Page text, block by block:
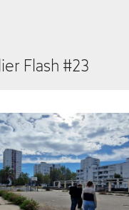
Flash #23